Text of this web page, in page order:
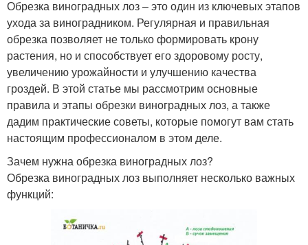
Обрезка виноградных лоз – это один из ключевых этапов
ухода за виноградником. Регулярная и правильная
обрезка позволяет не только формировать крону
растения, но и способствует его здоровому росту,
увеличению урожайности и улучшению качества
гроздей. В этой статье мы рассмотрим основные
правила и этапы обрезки виноградных лоз, а также
дадим практические советы, которые помогут вам стать
настоящим профессионалом в этом деле.
Зачем нужна обрезка виноградных лоз?
Обрезка виноградных лоз выполняет несколько важных
функций: